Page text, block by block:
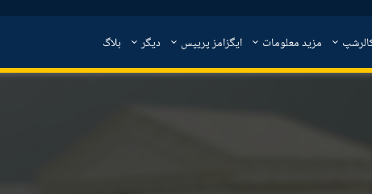
مزید معلومات ایگزامز پریپس دیگر بلاگ